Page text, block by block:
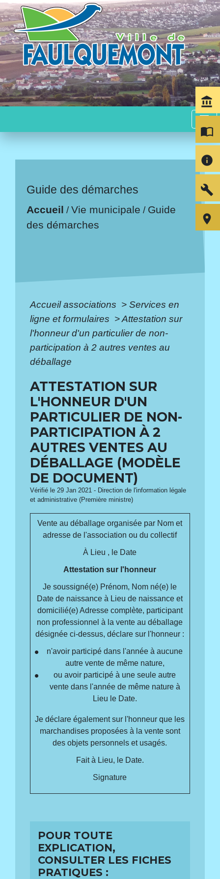
menu
Guide des démarches
Accueil /Vie municipale / Guide
des démarches
Accueil associations > Services en
ligne et formulaires >Attestation sur
l'honneur d'un particulier de non-
participation à 2 autres ventes au
déballage
ATTESTATION SUR
L'HONNEUR D'UN
PARTICULIER DE NON-
PARTICIPATION À 2
AUTRES VENTES AU
DÉBALLAGE (MODÈLE
DE DOCUMENT)
Vérifié le 29 Jan 2021 - Direction de l'information légale
et administrative (Première ministre)
Vente au déballage organisée par Nom et
adresse de l'association ou du collectif
À Lieu , le Date
Attestation sur l'honneur
Je soussigné(e) Prénom, Nom né(e) le
Date de naissance à Lieu de naissance et
domicilié(e)Adresse complète, participant
non professionnel à la vente au déballage
désignée ci-dessus, déclare sur l'honneur :
n'avoir participé dans l'année à aucune
autre vente de même nature,
ou avoir participé à une seule autre
vente dans l'année de même nature à
Lieu le Date.
Je déclare également sur l'honneur que les
marchandises proposées à la vente sont
des objets personnels et usagés.
Fait à Lieu, le Date.
Signature
POUR TOUTE
EXPLICATION,
CONSULTER LES FICHES
PRATIQUES :
account_balance
import_contacts
info
build
room